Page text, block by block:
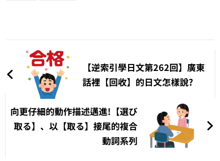
章
導
覽
【逆索引學日文第262回】廣東
話裡【回收】的日文怎樣說?
向更仔細的動作描述邁進!【選び
取る】、以【取る】接尾的複合
動詞系列